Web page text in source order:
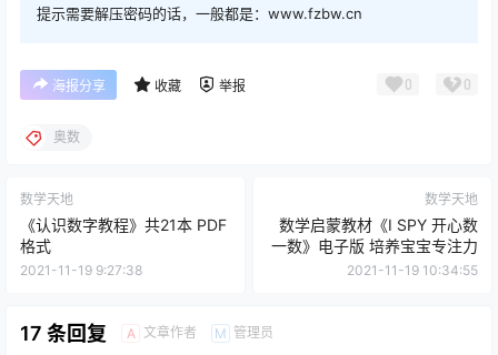
提示需要解压密码的话，一般都是：www.fzbw.cn
海报分享 收藏 举报 0 0
奥数
数学天地
《认识数字教程》共21本 PDF
格式
2021-11-19 9:27:38
数学天地
数学启蒙教材《I SPY 开心数
一数》电子版 培养宝宝专注力
2021-11-19 10:34:55
17 条回复 A 文章作者 M 管理员